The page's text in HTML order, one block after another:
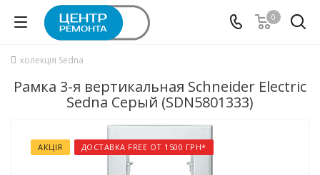
0
колекція Sedna
Рамка 3-я вертикальная Schneider Electric
Sedna Серый (SDN5801333)
АКЦІЯ ДОСТАВКА FREE ОТ 1500 ГРН*